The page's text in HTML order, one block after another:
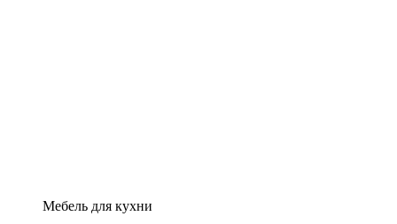
Мебель для кухни